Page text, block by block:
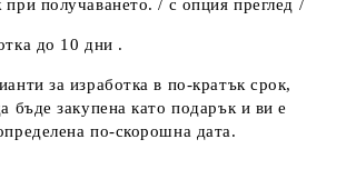
получаването. / с опция преглед /
до 10 дни .
за изработка в по-кратък срок,
бъде закупена като подарък и ви е
по-скорошна дата.